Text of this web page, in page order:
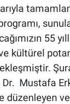
55
kültürel
Dr. Mustafa
düzenleyen ve